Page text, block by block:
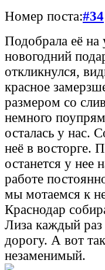
Номер поста:#34
Подобрала её на
новогодний
откликнулся,
красное
размером со
немного
осталась у нас.
неё в восторге.
останется у нее
работе
мы мотаемся к
Краснодар
Лиза каждый
дорогу. А вот
незаменимый.